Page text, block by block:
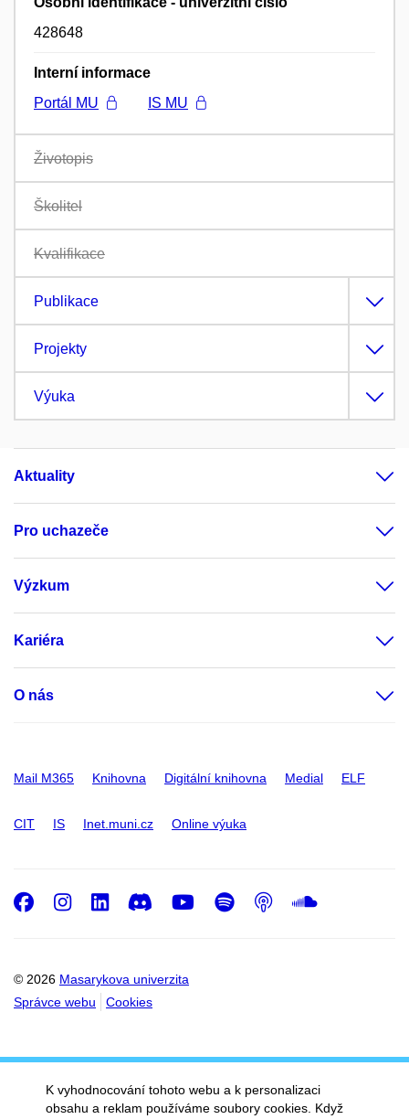
428648
Interní informace
Portál MU
IS MU
Životopis
Školitel
Kvalifikace
Publikace
Projekty
Výuka
Aktuality
Pro uchazeče
Výzkum
Kariéra
O nás
Mail M365 Knihovna Digitální knihovna Medial ELF
CIT IS Inet.muni.cz Online výuka
© 2026 Masarykova univerzita
Správce webu
Cookies
Facebook
Instagram
LinkedIn
DiscordYoutube
Spotify
Podcast
K vyhodnocování tohoto webu a k personalizaci
obsahu a reklam používáme soubory cookies. Když